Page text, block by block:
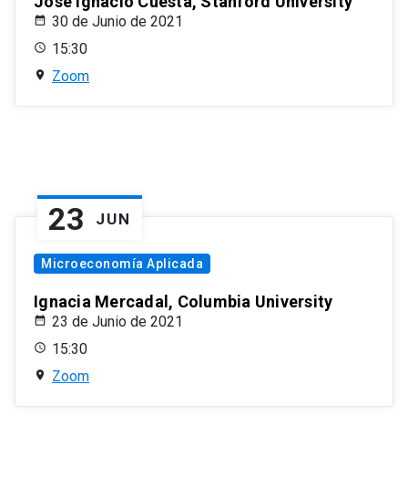
30 de Junio de 2021
15:30
Zoom
23 JUN
Microeconomía Aplicada
Ignacia Mercadal, Columbia University
23 de Junio de 2021
15:30
Zoom